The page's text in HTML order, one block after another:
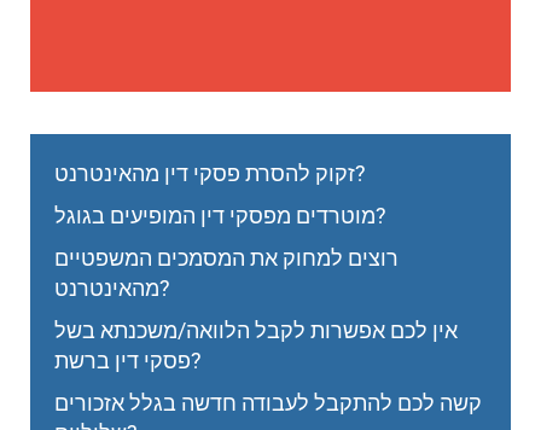
זקוק להסרת פסקי דין מהאינטרנט?
מוטרדים מפסקי דין המופיעים בגוגל?
רוצים למחוק את המסמכים המשפטיים
מהאינטרנט?
אין לכם אפשרות לקבל הלוואה/משכנתא בשל
פסקי דין ברשת?
קשה לכם להתקבל לעבודה חדשה בגלל אזכורים